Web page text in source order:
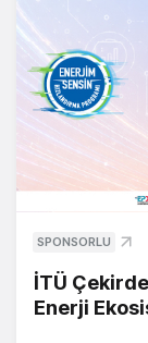
SPONSORLU
İTÜ
Enerji